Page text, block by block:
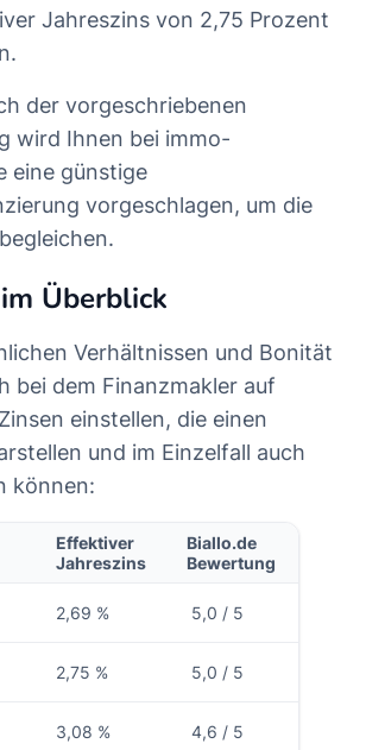
Jahreszins von 2,75 Prozent
der vorgeschriebenen
wird Ihnen bei immo-
eine günstige
vorgeschlagen, um die
Überblick
Verhältnissen und Bonität
bei dem Finanzmakler auf
einstellen, die einen
und im Einzelfall auch
können:
Effektiver
Jahreszins
Biallo.de
Bewertung
2,69 % 5,0 / 5
2,75 % 5,0 / 5
3,08 % 4,6 / 5